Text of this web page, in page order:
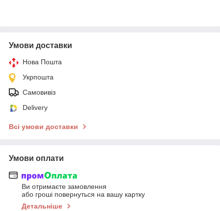
Умови доставки
Нова Пошта
Укрпошта
Самовивіз
Delivery
Всі умови доставки
Умови оплати
Ви отримаєте замовлення
або гроші повернуться на вашу картку
Детальніше